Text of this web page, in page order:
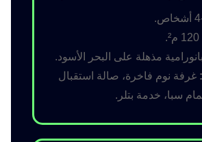
بانورامية مذهلة على البحر الأسود.
غرفة نوم فاخرة، صالة استقبال
سبا، خدمة بتلر.